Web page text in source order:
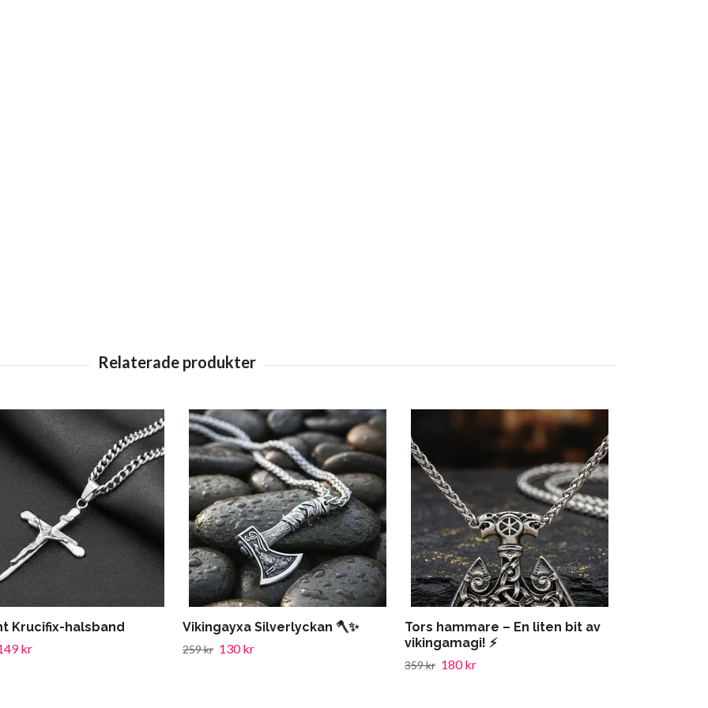
Krucifix-halsband
kr
Vikingayxa Silverlyckan 🪓✨
259 kr 130 kr
Tors hammare – En liten bit av
vikingamagi! ⚡
359 kr 180 kr